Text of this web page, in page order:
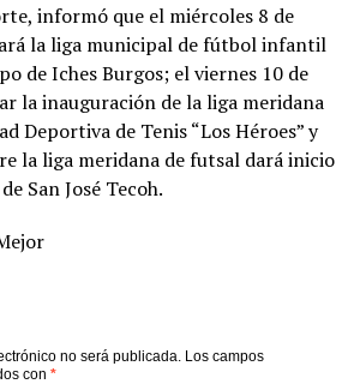
informó que el miércoles 8 de
la liga municipal de fútbol infantil
de Iches Burgos; el viernes 10 de
la inauguración de la liga meridana
Deportiva de Tenis “Los Héroes” y
la liga meridana de futsal dará inicio
San José Tecoh.
no será publicada. Los campos
con *